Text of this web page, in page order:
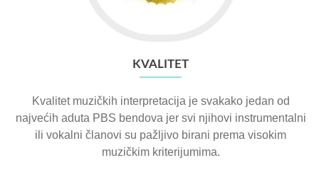
KVALITET
Kvalitet muzičkih interpretacija je svakako jedan od
najvećih aduta PBS bendova jer svi njihovi instrumentalni
ili vokalni članovi su pažljivo birani prema visokim
muzičkim kriterijumima.